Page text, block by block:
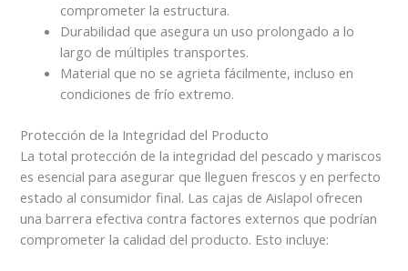
comprometer la estructura.
Durabilidad que asegura un uso prolongado a lo
largo de múltiples transportes.
Material que no se agrieta fácilmente, incluso en
condiciones de frío extremo.
Protección de la Integridad del Producto
La total protección de la integridad del pescado y mariscos
es esencial para asegurar que lleguen frescos y en perfecto
estado al consumidor final. Las cajas de Aislapol ofrecen
una barrera efectiva contra factores externos que podrían
comprometer la calidad del producto. Esto incluye: